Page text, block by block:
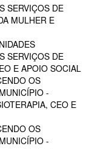
SERVIÇOS DE
MULHER E
SERVIÇOS DE
E APOIO SOCIAL
OS
-
CEO E
OS
-